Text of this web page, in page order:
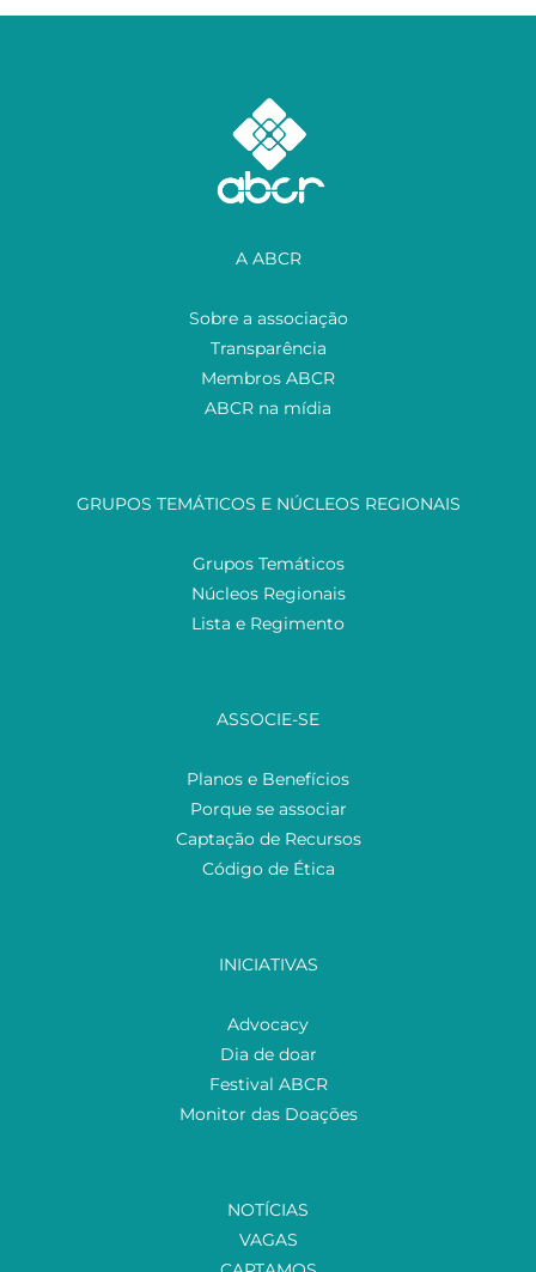
A ABCR
Sobre a associação
Transparência
Membros ABCR
ABCR na mídia
GRUPOS TEMÁTICOS E NÚCLEOS REGIONAIS
Grupos Temáticos
Núcleos Regionais
Lista e Regimento
ASSOCIE-SE
Planos e Benefícios
Porque se associar
Captação de Recursos
Código de Ética
INICIATIVAS
Advocacy
Dia de doar
Festival ABCR
Monitor das Doações
NOTÍCIAS
VAGAS